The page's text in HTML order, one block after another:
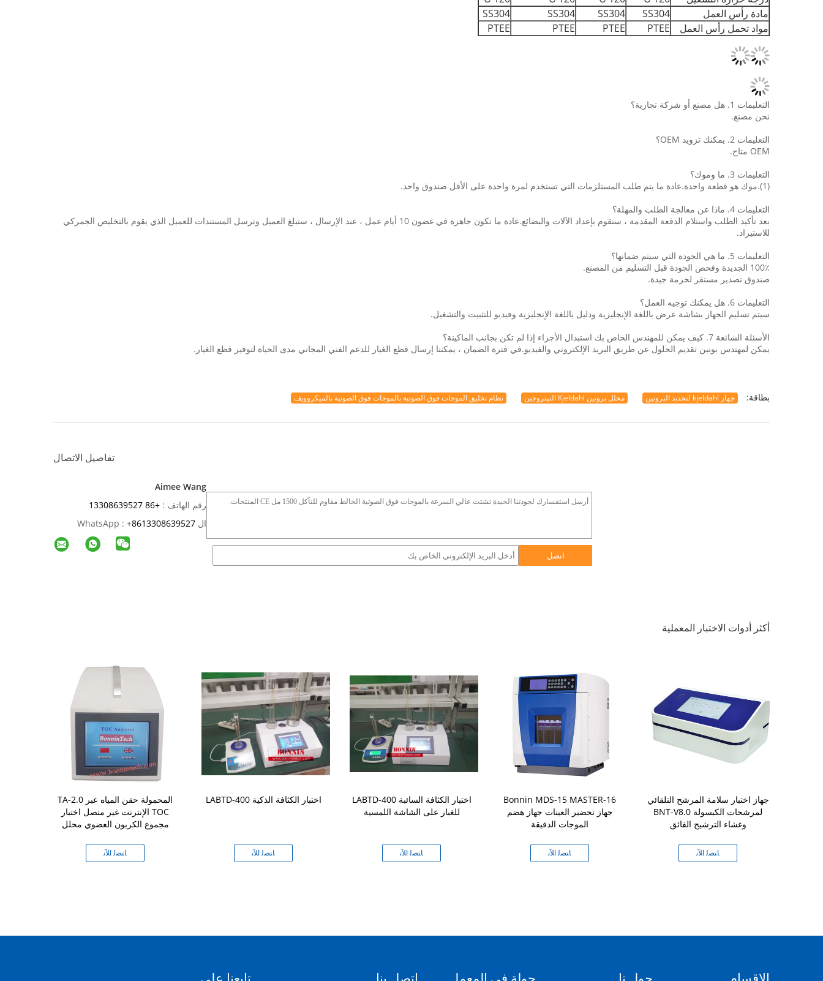
مادة رأس العمل
SS304
SS304
SS304
SS304
مواد تحمل رأس العمل
PTEE
PTEE
PTEE
PTEE
التعليمات 1. هل مصنع أو شركة تجارية؟
نحن مصنع.
التعليمات 2. يمكنك تزويد OEM؟
OEM متاح.
التعليمات 3. ما وموك؟
(1).موك هو قطعة واحدة.عادة ما يتم طلب المستلزمات التي تستخدم لمرة واحدة على الأقل صندوق واحد.
التعليمات 4. ماذا عن معالجة الطلب والمهلة؟
بعد تأكيد الطلب واستلام الدفعة المقدمة ، سنقوم بإعداد الآلات والبضائع.عادة ما تكون جاهزة في غضون 10 أيام عمل ، عند الإرسال ، ستبلغ العميل وترسل المستندات للعميل الذي يقوم بالتخليص الجمركي
للاستيراد.
التعليمات 5. ما هي الجودة التي سيتم ضمانها؟
100٪ الجديدة وفحص الجودة قبل التسليم من المصنع.
صندوق تصدير مستقر لحزمة جيدة.
التعليمات 6. هل يمكنك توجيه العمل؟
سيتم تسليم الجهاز بشاشة عرض باللغة الإنجليزية ودليل باللغة الإنجليزية وفيديو للتثبيت والتشغيل.
الأسئلة الشائعة 7. كيف يمكن للمهندس الخاص بك استبدال الأجزاء إذا لم تكن بجانب الماكينة؟
يمكن لمهندس بونين تقديم الحلول عن طريق البريد الإلكتروني والفيديو.في فترة الضمان ، يمكننا إرسال قطع الغيار للدعم الفني المجاني مدى الحياة لتوفير قطع الغيار.
بطاقة: جهاز kjeldahl لتحديد البروتين محلل بروتين Kjeldahl النيتروجين نظام تخليق الموجات فوق الصوتية بالموجات فوق الصوتية بالميكروويف
تفاصيل الاتصال
Aimee Wang
رقم الهاتف : +86 13308639527
ال WhatsApp :
+8613308639527
اتصل
أكثر أدوات الاختبار المعملية
TA-2.0 المحمولة حقن المياه عبر
الإنترنت غير متصل اختبار TOC
مجموع الكربون العضوي محلل
ﺎﺘﺼﻟ ﺍﻶﻧ
LABTD-400 اختبار الكثافة الذكية
ﺎﺘﺼﻟ ﺍﻶﻧ
LABTD-400 اختبار الكثافة السائبة
للغبار على الشاشة اللمسية
ﺎﺘﺼﻟ ﺍﻶﻧ
Bonnin MDS-15 MASTER-16
جهاز تحضير العينات جهاز هضم
الموجات الدقيقة
ﺎﺘﺼﻟ ﺍﻶﻧ
جهاز اختبار سلامة المرشح التلقائي
BNT-V8.0 لمرشحات الكبسولة
وغشاء الترشيح الفائق
ﺎﺘﺼﻟ ﺍﻶﻧ